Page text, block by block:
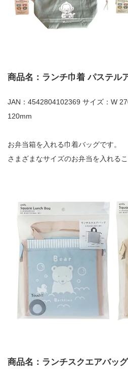
商品名：ランチ巾着 パステル
JAN：4542804102369 サイズ：W
120mm
お弁当箱を入れる巾着バッグです。
さまざまなサイズのお弁当を入れるこ
商品名：ランチスクエアバッ